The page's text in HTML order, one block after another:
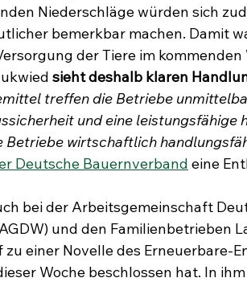
Niederschläge würden sich
bemerkbar machen. Damit
der Tiere im kommenden
sieht deshalb klaren
treffen die Betriebe
und eine leistungsfähige
wirtschaftlich
Deutsche Bauernverband eine
bei der Arbeitsgemeinschaft
und den Familienbetrieben
einer Novelle des Erneuerbare-
Woche beschlossen hat. In